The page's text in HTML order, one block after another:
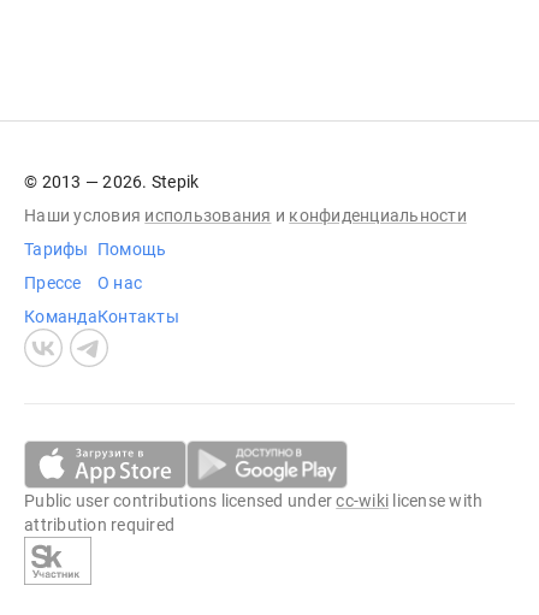
© 2013 — 2026. Stepik
Наши условия использования и конфиденциальности
Тарифы
Прессе
Команда
Помощь
О нас
Контакты
Public user contributions licensed undercc-wiki license with
attribution required